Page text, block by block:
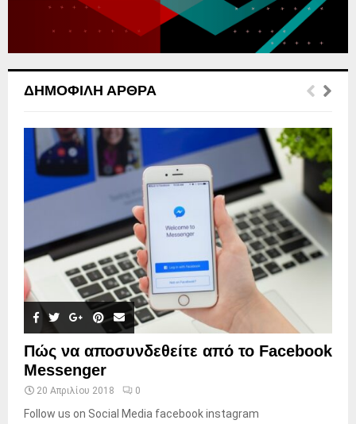
H
ΔΗΜΟΦΙΛΉ ΆΡΘΡΑ
Πώς να αποσυνδεθείτε από το Facebook
Messenger
20 Απριλίου 2018 0
Follow us on Social Media facebook instagram